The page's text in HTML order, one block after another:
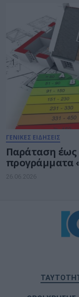
ΓΕΝΙΚΕΣ ΕΙΔΗΣΕΙΣ
Παράταση έως
προγράμματα
26.06.2026